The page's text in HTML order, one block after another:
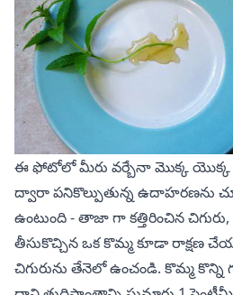
ఈ ఫోటోలో మీరు వర్బేనా మొక్క యొక్క
ద్వారా పనికొల్పుతున్న ఉదాహరణను
ఉంటుంది - తాజా గా కత్తిరించిన
తీసుకొచ్చిన ఒక కొమ్మ కూడా రాక్షణ
చిగురును తేనెలో ఉంచండి. కొమ్మ కొన్ని